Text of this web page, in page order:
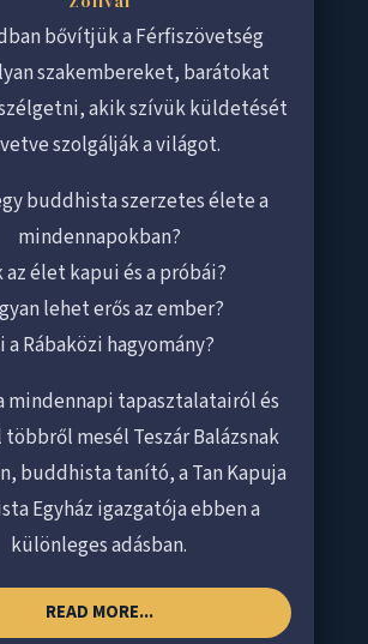
bővítjük a Férfiszövetség
szakembereket, barátokat
akik szívük küldetését
szolgálják a világot.
buddhista szerzetes élete a
mindennapokban?
az élet kapui és a próbái?
lehet erős az ember?
a Rábaközi hagyomány?
mindennapi tapasztalatairól és
többről mesél Teszár Balázsnak
buddhista tanító, a Tan Kapuja
Egyház igazgatója ebben a
különleges adásban.
READ MORE...